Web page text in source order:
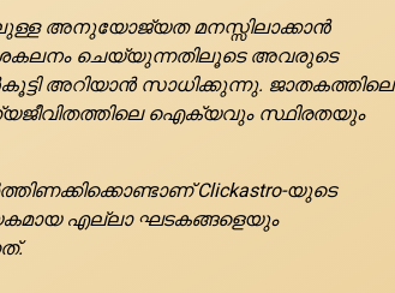
അനുയോജ്യത മനസ്സിലാക്കാൻ
ചെയ്യുന്നതിലൂടെ അവരുടെ
അറിയാൻ സാധിക്കുന്നു. ജാതകത്തിലെ
ഐക്യവും സ്ഥിരതയും
Clickastro-യുടെ
എല്ലാ ഘടകങ്ങളെയും